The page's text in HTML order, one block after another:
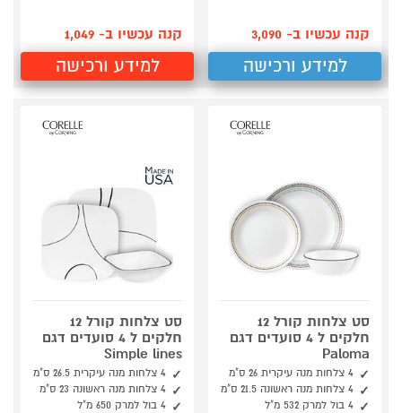
קנה עכשיו ב- 3,090
למידע ורכישה
קנה עכשיו ב- 1,049
למידע ורכישה
סט צלחות קורל 12
חלקים ל 4 סועדים דגם
Paloma
4 צלחות מנה עיקרית 26 ס"מ
4 צלחות מנה ראשונה 21.5 ס"מ
4 בול למרק 532 מ"ל
סט צלחות קורל 12
חלקים ל 4 סועדים דגם
Simple lines
4 צלחות מנה עיקרית 26.5 ס"מ
4 צלחות מנה ראשונה 23 ס"מ
4 בול למרק 650 מ"ל